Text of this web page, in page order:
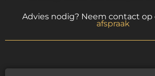
Advies nodig? Neem contact op
afspraak